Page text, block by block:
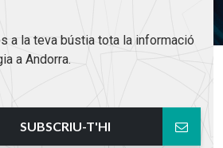
a la teva bústia tota la informació
a Andorra.
SUBSCRIU-T'HI